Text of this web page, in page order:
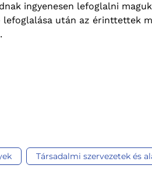
ingyenesen lefoglalni
után az érinttettek
Társadalmi szervezetek és